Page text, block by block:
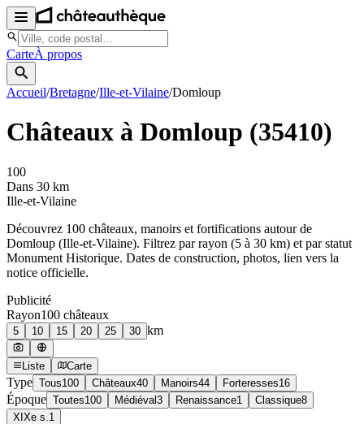
CarteÀ propos
Accueil/Bretagne/Ille-et-Vilaine/Domloup
Châteaux à Domloup (35410)
100
Dans 30 km
Ille-et-Vilaine
Découvrez 100 châteaux, manoirs et fortifications autour de
Domloup (Ille-et-Vilaine). Filtrez par rayon (5 à 30 km) et par statut
Monument Historique. Dates de construction, photos, lien vers la
notice officielle.
Publicité
Rayon100 châteaux
5 10 15 20 25 30 km
Liste Carte
Type Tous100 Châteaux40 Manoirs44 Forteresses16
Époque Toutes100 Médiéval 3 Renaissance1 Classique8
XIXe s. 1